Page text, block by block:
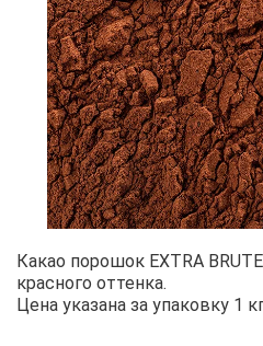
Какао порошок
Какао порошок EXTRA
красного оттенка.
Цена указана за упаковку 1